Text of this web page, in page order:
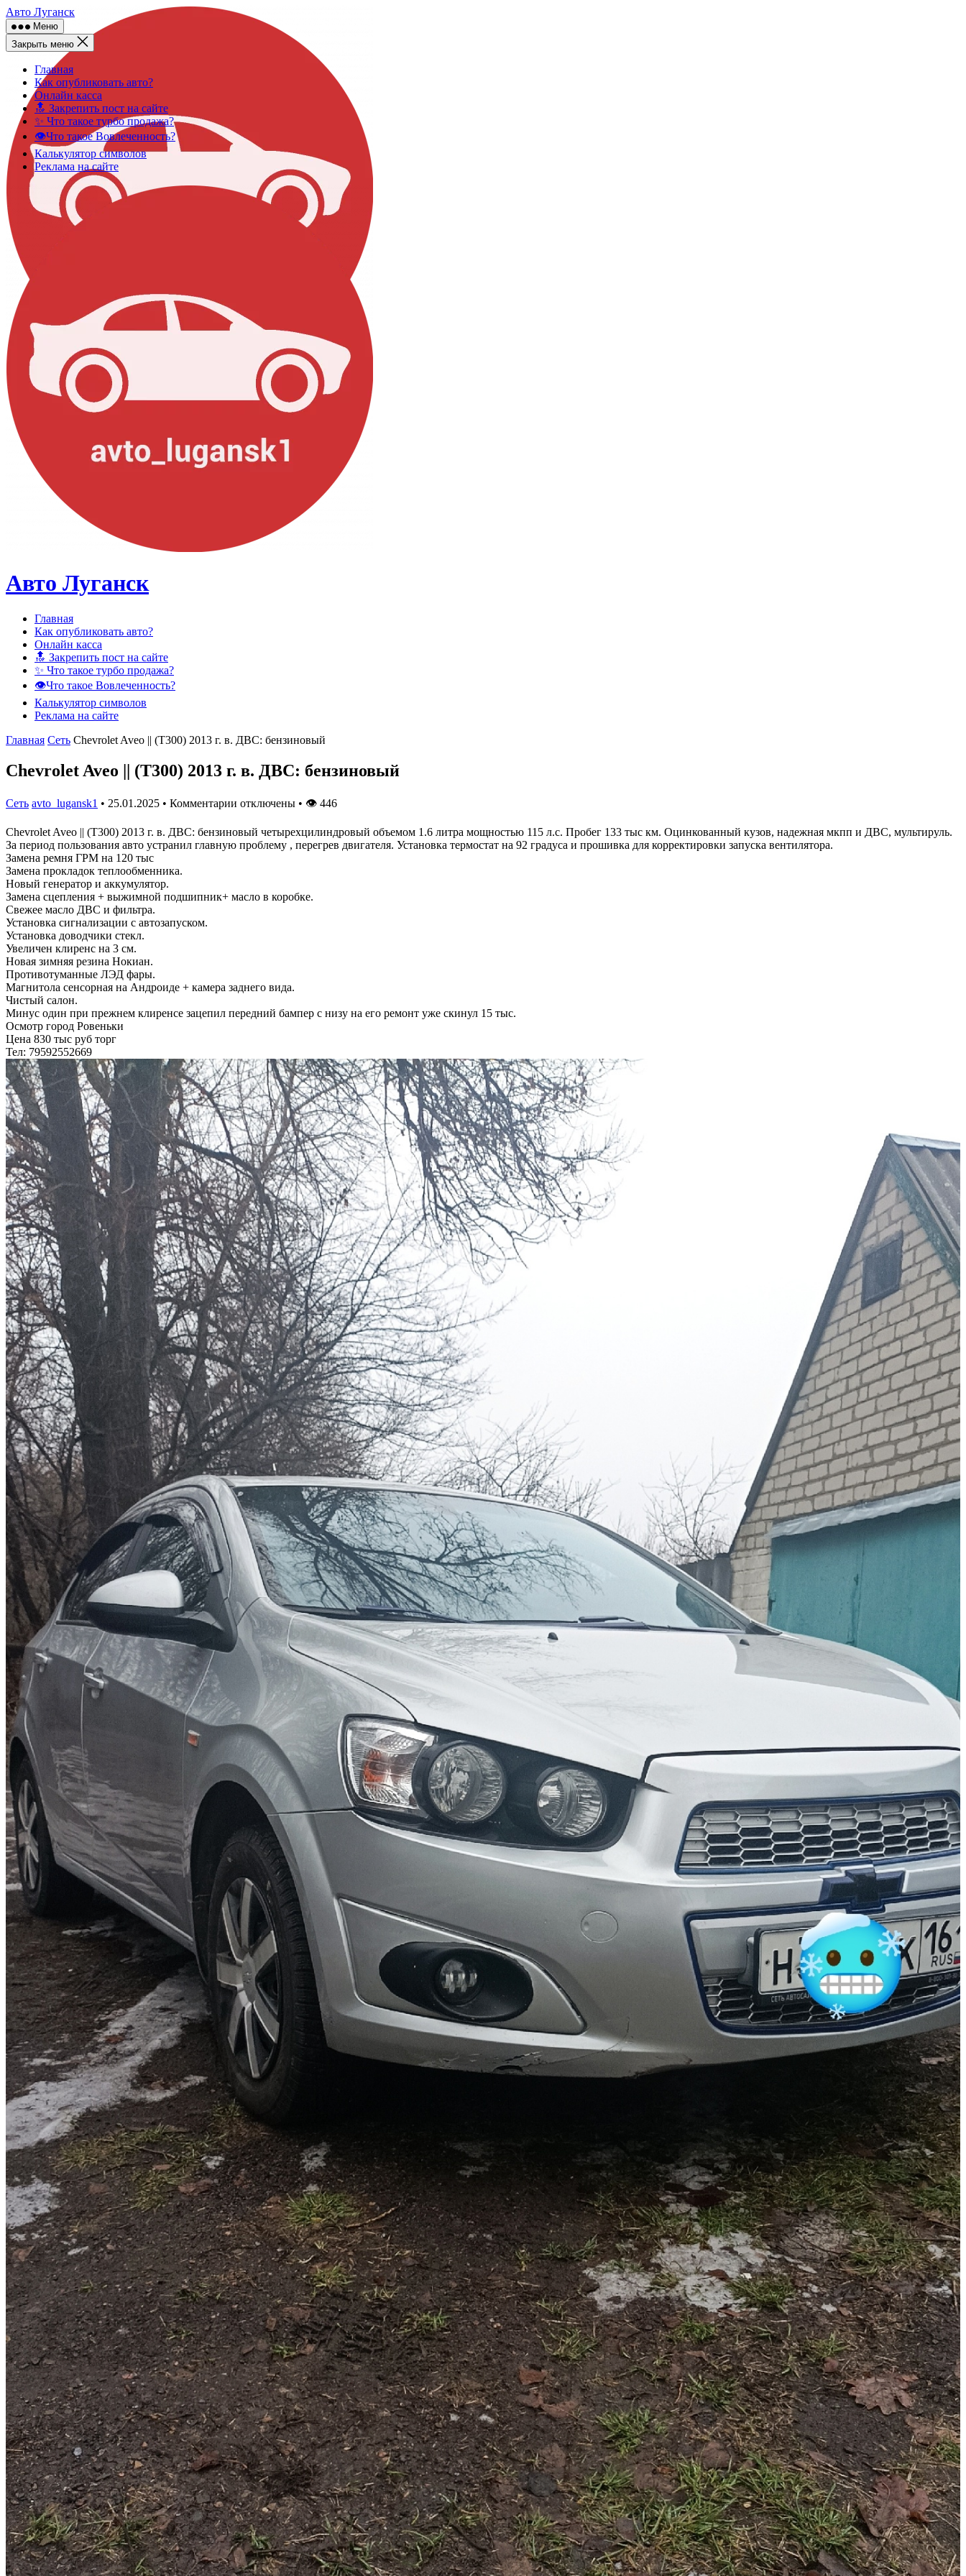
Skip
to
content
Авто Луганск
Меню
Закрыть меню
Главная
Как опубликовать авто?
Онлайн касса
🔝 Закрепить пост на сайте
✨ Что такое турбо продажа?
👁️Что такое Вовлеченность?
Калькулятор символов
Реклама на сайте
Авто Луганск
Главная
Как опубликовать авто?
Онлайн касса
🔝 Закрепить пост на сайте
✨ Что такое турбо продажа?
👁️Что такое Вовлеченность?
Калькулятор символов
Реклама на сайте
Главная Сеть Chevrolet Aveo || (Т300) 2013 г. в. ДВС: бензиновый
Chevrolet Aveo || (Т300) 2013 г. в. ДВС: бензиновый
Сеть avto_lugansk1 • 25.01.2025 • Комментарии отключены • 👁 446
Chevrolet Aveo || (Т300) 2013 г. в. ДВС: бензиновый четырехцилиндровый объемом 1.6 литра мощностью 115 л.с. Пробег 133 тыс км. Оцинкованный кузов, надежная мкпп и ДВС, мультируль.
За период пользования авто устранил главную проблему , перегрев двигателя. Установка термостат на 92 градуса и прошивка для корректировки запуска вентилятора.
Замена ремня ГРМ на 120 тыс
Замена прокладок теплообменника.
Новый генератор и аккумулятор.
Замена сцепления + выжимной подшипник+ масло в коробке.
Свежее масло ДВС и фильтра.
Установка сигнализации с автозапуском.
Установка доводчики стекл.
Увеличен клиренс на 3 см.
Новая зимняя резина Нокиан.
Противотуманные ЛЭД фары.
Магнитола сенсорная на Андроиде + камера заднего вида.
Чистый салон.
Минус один при прежнем клиренсе зацепил передний бампер с низу на его ремонт уже скинул 15 тыс.
Осмотр город Ровеньки
Цена 830 тыс руб торг
Тел: 79592552669